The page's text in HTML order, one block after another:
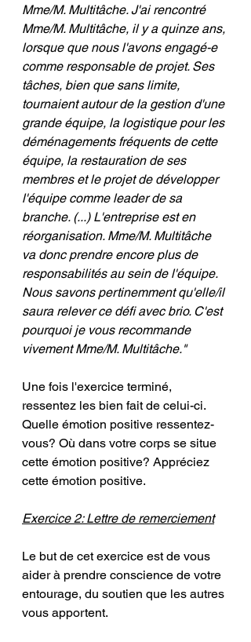
Mme/M. Multitâche. J'ai rencontré
Mme/M. Multitâche, il y a quinze ans,
lorsque que nous l'avons engagé-e
comme responsable de projet. Ses
tâches, bien que sans limite,
tournaient autour de la gestion d'une
grande équipe, la logistique pour les
déménagements fréquents de cette
équipe, la restauration de ses
membres et le projet de développer
l'équipe comme leader de sa
branche. (...) L'entreprise est en
réorganisation. Mme/M. Multitâche
va donc prendre encore plus de
responsabilités au sein de l'équipe.
Nous savons pertinemment qu'elle/il
saura relever ce défi avec brio. C'est
pourquoi je vous recommande
vivement Mme/M. Multitâche."
Une fois l'exercice terminé,
ressentez les bien fait de celui-ci.
Quelle émotion positive ressentez-
vous? Où dans votre corps se situe
cette émotion positive? Appréciez
cette émotion positive.
Exercice 2: Lettre de remerciement
Le but de cet exercice est de vous
aider à prendre conscience de votre
entourage, du soutien que les autres
vous apportent.